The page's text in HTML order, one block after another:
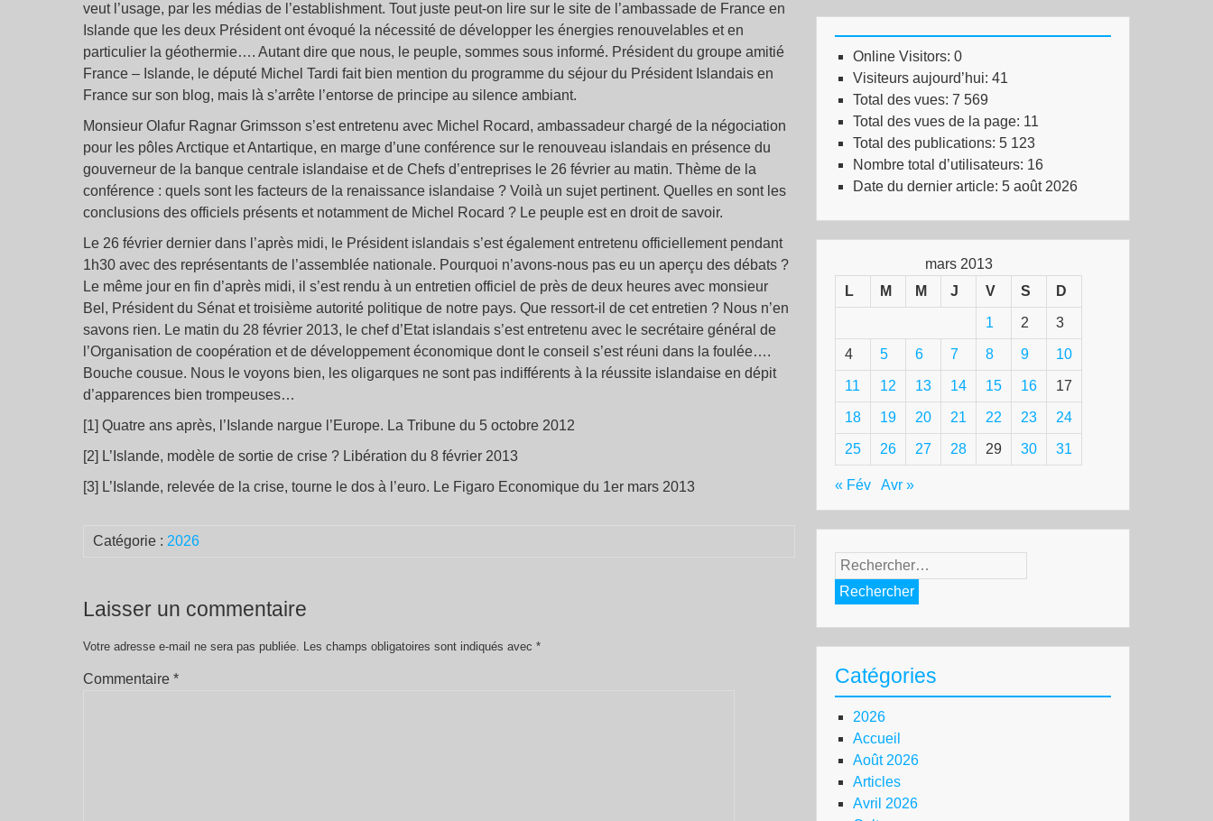
veut l’usage, par les médias de l’establishment. Tout juste peut-on lire sur le site de l’ambassade de France en
Islande que les deux Président ont évoqué la nécessité de développer les énergies renouvelables et en
particulier la géothermie…. Autant dire que nous, le peuple, sommes sous informé. Président du groupe amitié
France – Islande, le député Michel Tardi fait bien mention du programme du séjour du Président Islandais en
France sur son blog, mais là s’arrête l’entorse de principe au silence ambiant.
Monsieur Olafur Ragnar Grimsson s’est entretenu avec Michel Rocard, ambassadeur chargé de la négociation
pour les pôles Arctique et Antartique, en marge d’une conférence sur le renouveau islandais en présence du
gouverneur de la banque centrale islandaise et de Chefs d’entreprises le 26 février au matin. Thème de la
conférence : quels sont les facteurs de la renaissance islandaise ? Voilà un sujet pertinent. Quelles en sont les
conclusions des officiels présents et notamment de Michel Rocard ? Le peuple est en droit de savoir.
Le 26 février dernier dans l’après midi, le Président islandais s’est également entretenu officiellement pendant
1h30 avec des représentants de l’assemblée nationale. Pourquoi n’avons-nous pas eu un aperçu des débats ?
Le même jour en fin d’après midi, il s’est rendu à un entretien officiel de près de deux heures avec monsieur
Bel, Président du Sénat et troisième autorité politique de notre pays. Que ressort-il de cet entretien ? Nous n’en
savons rien. Le matin du 28 février 2013, le chef d’Etat islandais s’est entretenu avec le secrétaire général de
l’Organisation de coopération et de développement économique dont le conseil s’est réuni dans la foulée….
Bouche cousue. Nous le voyons bien, les oligarques ne sont pas indifférents à la réussite islandaise en dépit
d’apparences bien trompeuses…
[1] Quatre ans après, l’Islande nargue l’Europe. La Tribune du 5 octobre 2012
[2] L’Islande, modèle de sortie de crise ? Libération du 8 février 2013
[3] L’Islande, relevée de la crise, tourne le dos à l’euro. Le Figaro Economique du 1er mars 2013
Catégorie : 2026
Laisser un commentaire
Votre adresse e-mail ne sera pas publiée. Les champs obligatoires sont indiqués avec *
Commentaire *
Online Visitors: 0
Visiteurs aujourd’hui: 41
Total des vues: 7 569
Total des vues de la page: 11
Total des publications: 5 123
Nombre total d’utilisateurs: 16
Date du dernier article: 5 août 2026
mars 2013
L
M M J V S D
1 2 3
4 5 6 7 8 9 10
11 12 13 14 15 16 17
18 19 20 21 22 23 24
25 26 27 28 29 30 31
« Fév Avr »
Rechercher :
Catégories
2026
Accueil
Août 2026
Articles
Avril 2026